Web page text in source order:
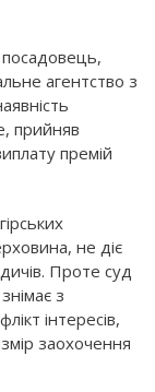
агентство з
прийняв
премій
не діє
Проте суд
з
інтересів,
заохочення